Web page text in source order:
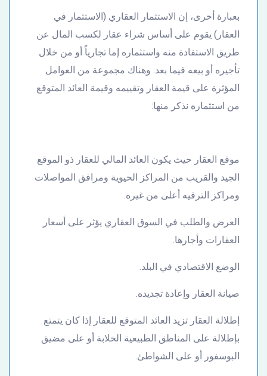
بعبارة أخرى، إن الاستثمار العقاري (الاستثمار في
العقار) يقوم على أساس شراء عقار لكسب المال عن
طريق الاستفادة منه واستثماره إما تجارياً أو من خلال
تأجيره أو بيعه فيما بعد. وهناك مجموعة من العوامل
المؤثرة على قيمة العقار وتقييمه وقيمة العائد المتوقع
من استثماره نذكر منها:
موقع العقار حيث يكون العائد المالي للعقار ذو الموقع
الجيد والقريب من المراكز الحيوية ومرافق المواصلات
ومراكز الترفيه أعلى من غيره.
العرض والطلب في السوق العقاري يؤثر على أسعار
العقارات وأجارها.
الوضع الاقتصادي في البلد.
صيانة العقار وإعادة تجديده.
إطلالة العقار تزيد العائد المتوقع للعقار إذا كان يتمتع
بإطلالة على المناطق الطبيعية الخلابة أو على مضيق
البوسفور أو على الشواطئ.